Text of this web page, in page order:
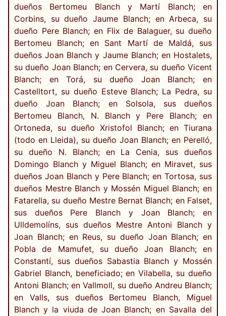
dueños Bertomeu Blanch y Martí Blanch; en
Corbins, su dueño Jaume Blanch; en Arbeca, su
dueño Pere Blanch; en Flix de Balaguer, su dueño
Bertomeu Blanch; en Sant Martí de Maldá, sus
dueños Joan Blanch y Jaume Blanch; en Hostalets,
su dueño Joan Blanch; en Cervera, su dueño Vicent
Blanch; en Torá, su dueño Joan Blanch; en
Castelltort, su dueño Esteve Blanch; La Pedra, su
dueño Joan Blanch; en Solsola, sus dueños
Bertomeu Blanch, N. Blanch y Pere Blanch; en
Ortoneda, su dueño Xristofol Blanch; en Tiurana
(todo en Lleida), su dueño Joan Blanch; en Perelló,
su dueño N. Blanch; en La Cenia, sus dueños
Domingo Blanch y Miguel Blanch; en Miravet, sus
dueños Joan Blanch y Pere Blanch; en Tortosa, sus
dueños Mestre Blanch y Mossén Miguel Blanch; en
Fatarella, su dueño Mestre Bernat Blanch; en Falset,
sus dueños Pere Blanch y Joan Blanch; en
Ulldemolíns, sus dueños Mestre Antoni Blanch y
Joan Blanch; en Reus, su dueño Joan Blanch; en
Pobla de Mamufet, su dueño Joan Blanch; en
Constantí, sus dueños Sabastia Blanch y Mossén
Gabriel Blanch, beneficiado; en Vilabella, su dueño
Antoni Blanch; en Vallmoll, su dueño Andreu Blanch;
en Valls, sus dueños Bertomeu Blanch, Miguel
Blanch y la viuda de Joan Blanch; en Savalla del